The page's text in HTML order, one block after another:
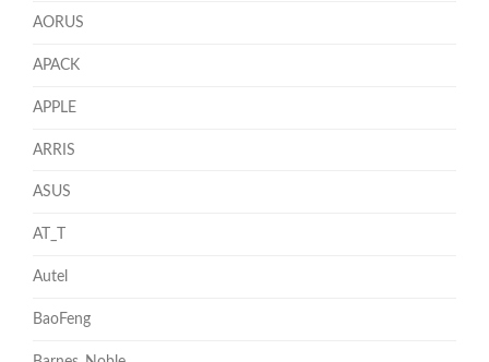
AORUS
APACK
APPLE
ARRIS
ASUS
AT_T
Autel
BaoFeng